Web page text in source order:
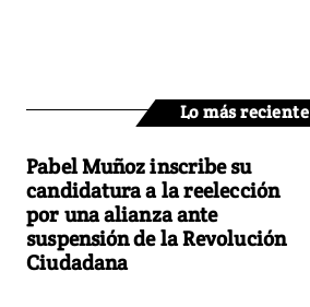
Lo más reciente
Pabel Muñoz inscribe su
candidatura a la reelección
por una alianza ante
suspensión de la Revolución
Ciudadana